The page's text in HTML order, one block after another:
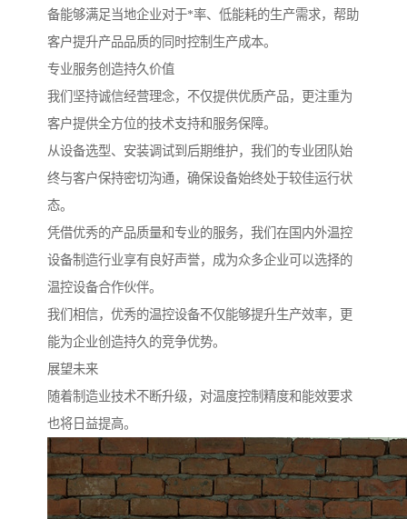
备能够满足当地企业对于*率、低能耗的生产需求，帮助
客户提升产品品质的同时控制生产成本。
专业服务创造持久价值
我们坚持诚信经营理念，不仅提供优质产品，更注重为
客户提供全方位的技术支持和服务保障。
从设备选型、安装调试到后期维护，我们的专业团队始
终与客户保持密切沟通，确保设备始终处于较佳运行状
态。
凭借优秀的产品质量和专业的服务，我们在国内外温控
设备制造行业享有良好声誉，成为众多企业可以选择的
温控设备合作伙伴。
我们相信，优秀的温控设备不仅能够提升生产效率，更
能为企业创造持久的竞争优势。
展望未来
随着制造业技术不断升级，对温度控制精度和能效要求
也将日益提高。